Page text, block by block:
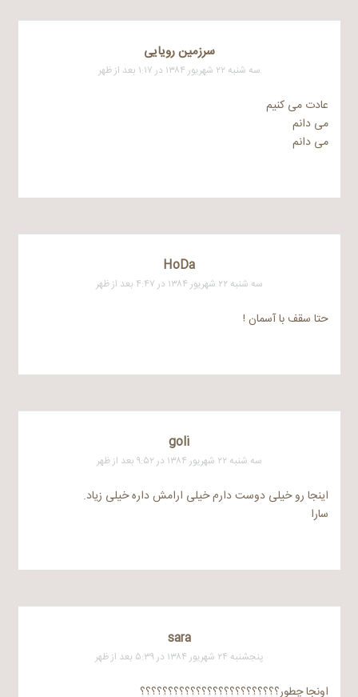
سرزمین رویایی
سه شنبه ۲۲ شهریور ۱۳۸۴ در ۱:۱۷ بعد از ظهر
عادت می کنیم
می دانم
می دانم
HoDa
سه شنبه ۲۲ شهریور ۱۳۸۴ در ۴:۴۷ بعد از ظهر
حتا سقف با آسمان !
goli
سه شنبه ۲۲ شهریور ۱۳۸۴ در ۹:۵۲ بعد از ظهر
اینجا رو خیلی دوست دارم خیلی ارامش داره خیلی زیاد.
سارا
sara
پنجشنبه ۲۴ شهریور ۱۳۸۴ در ۵:۳۹ بعد از ظهر
اونجا چطور؟؟؟؟؟؟؟؟؟؟؟؟؟؟؟؟؟؟؟؟؟؟؟؟؟